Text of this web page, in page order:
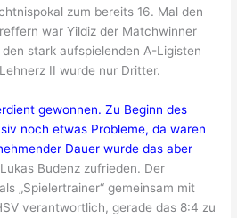
zum bereits 16. Mal den
war Yildiz der Matchwinner
stark aufspielenden A-Ligisten
II wurde nur Dritter.
gewonnen. Zu Beginn des
noch etwas Probleme, da waren
Dauer wurde das aber
Budenz zufrieden. Der
„Spielertrainer“ gemeinsam mit
verantwortlich, gerade das 8:4 zu